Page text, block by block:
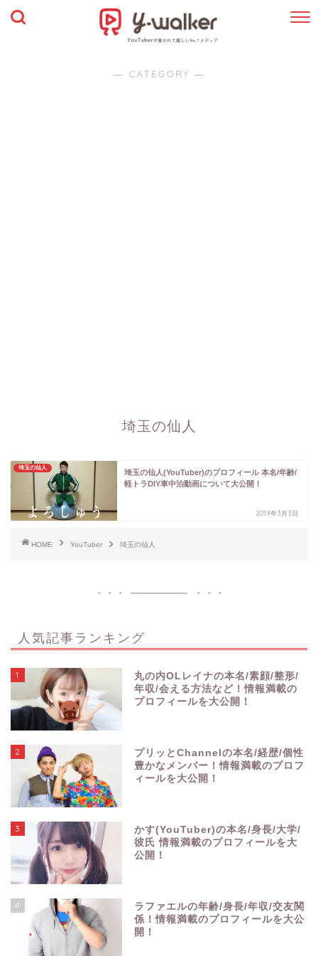
― CATEGORY ―
埼玉の仙人
埼玉の仙人
埼玉の仙人(YouTuber)のプロフィール 本名/年齢/
軽トラDIY車中泊動画について大公開！
2019年3月3日
HOME YouTuber 埼玉の仙人
人気記事ランキング
1
丸の内OLレイナの本名/素顔/整形/
年収/会える方法など！情報満載の
プロフィールを大公開！
2
プリッとChannelの本名/経歴/個性
豊かなメンバー！情報満載のプロフ
ィールを大公開！
3
かす(YouTuber)の本名/身長/大学/
彼氏 情報満載のプロフィールを大
公開！
4
ラファエルの年齢/身長/年収/交友関
係！情報満載のプロフィールを大公
開！